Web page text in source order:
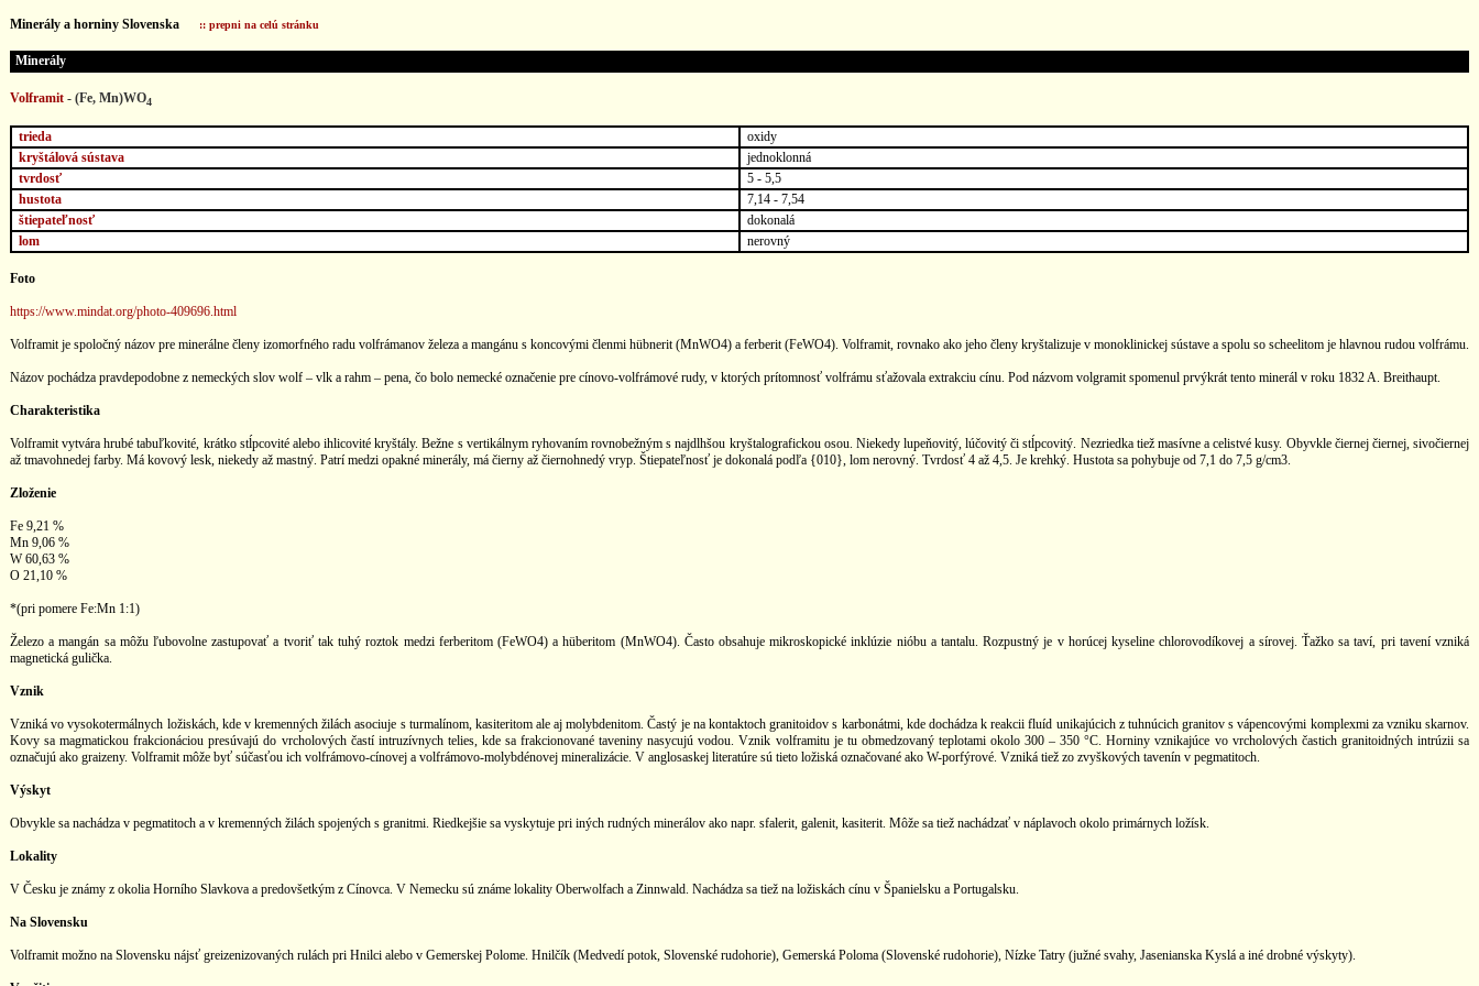
Minerály a horniny Slovenska
:: prepni na celú stránku
Minerály
Volframit - (Fe, Mn)WO4
trieda
oxidy
kryštálová sústava
jednoklonná
tvrdosť
5 - 5,5
hustota
7,14 - 7,54
štiepateľnosť
dokonalá
lom
nerovný
Foto
https://www.mindat.org/photo-409696.html
Volframit je spoločný názov pre minerálne členy izomorfného radu volfrámanov železa a mangánu s koncovými členmi hübnerit (MnWO4) a ferberit (FeWO4). Volframit, rovnako ako jeho členy kryštalizuje v monoklinickej sústave a spolu so scheelitom je hlavnou rudou volfrámu.
Názov pochádza pravdepodobne z nemeckých slov wolf – vlk a rahm – pena, čo bolo nemecké označenie pre cínovo-volfrámové rudy, v ktorých prítomnosť volfrámu sťažovala extrakciu cínu. Pod názvom volgramit spomenul prvýkrát tento minerál v roku 1832 A. Breithaupt.
Charakteristika
Volframit vytvára hrubé tabuľkovité, krátko stĺpcovité alebo ihlicovité kryštály. Bežne s vertikálnym ryhovaním rovnobežným s najdlhšou kryštalografickou osou. Niekedy lupeňovitý, lúčovitý či stĺpcovitý. Nezriedka tiež masívne a celistvé kusy. Obyvkle čiernej čiernej, sivočiernej
až tmavohnedej farby. Má kovový lesk, niekedy až mastný. Patrí medzi opakné minerály, má čierny až čiernohnedý vryp. Štiepateľnosť je dokonalá podľa {010}, lom nerovný. Tvrdosť 4 až 4,5. Je krehký. Hustota sa pohybuje od 7,1 do 7,5 g/cm3.
Zloženie
Fe 9,21 %
Mn 9,06 %
W 60,63 %
O 21,10 %
*(pri pomere Fe:Mn 1:1)
Železo a mangán sa môžu ľubovolne zastupovať a tvoriť tak tuhý roztok medzi ferberitom (FeWO4) a hüberitom (MnWO4). Často obsahuje mikroskopické inklúzie nióbu a tantalu. Rozpustný je v horúcej kyseline chlorovodíkovej a sírovej. Ťažko sa taví, pri tavení vzniká
magnetická gulička.
Vznik
Vzniká vo vysokotermálnych ložiskách, kde v kremenných žilách asociuje s turmalínom, kasiteritom ale aj molybdenitom. Častý je na kontaktoch granitoidov s karbonátmi, kde dochádza k reakcii fluíd unikajúcich z tuhnúcich granitov s vápencovými komplexmi za vzniku skarnov.
Kovy sa magmatickou frakcionáciou presúvajú do vrcholových častí intruzívnych telies, kde sa frakcionované taveniny nasycujú vodou. Vznik volframitu je tu obmedzovaný teplotami okolo 300 – 350 °C. Horniny vznikajúce vo vrcholových častich granitoidných intrúzii sa
označujú ako graizeny. Volframit môže byť súčasťou ich volfrámovo-cínovej a volfrámovo-molybdénovej mineralizácie. V anglosaskej literatúre sú tieto ložiská označované ako W-porfýrové. Vzniká tiež zo zvyškových tavenín v pegmatitoch.
Výskyt
Obvykle sa nachádza v pegmatitoch a v kremenných žilách spojených s granitmi. Riedkejšie sa vyskytuje pri iných rudných minerálov ako napr. sfalerit, galenit, kasiterit. Môže sa tiež nachádzať v náplavoch okolo primárnych ložísk.
Lokality
V Česku je známy z okolia Horního Slavkova a predovšetkým z Cínovca. V Nemecku sú známe lokality Oberwolfach a Zinnwald. Nachádza sa tiež na ložiskách cínu v Španielsku a Portugalsku.
Na Slovensku
Volframit možno na Slovensku nájsť greizenizovaných rulách pri Hnilci alebo v Gemerskej Polome. Hnilčík (Medvedí potok, Slovenské rudohorie), Gemerská Poloma (Slovenské rudohorie), Nízke Tatry (južné svahy, Jasenianska Kyslá a iné drobné výskyty).